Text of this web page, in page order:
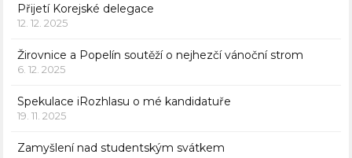
Přijetí Korejské delegace
12. 12. 2025
Žirovnice a Popelín soutěží o nejhezčí vánoční strom
6. 12. 2025
Spekulace iRozhlasu o mé kandidatuře
19. 11. 2025
Zamyšlení nad studentským svátkem